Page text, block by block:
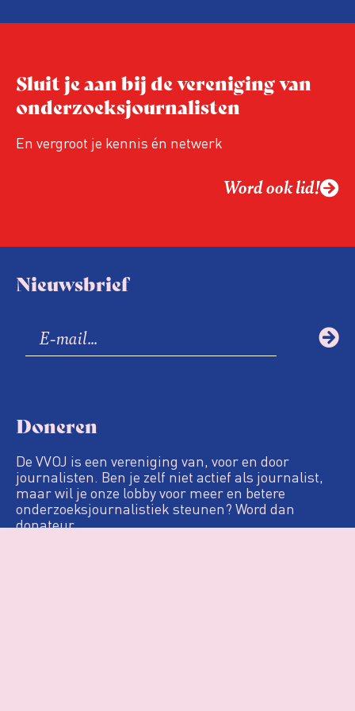
verder.
Sluit je aan bij de vereniging van
onderzoeksjournalisten
En vergroot je kennis én netwerk
Word ook lid!
Nieuwsbrief
Doneren
De VVOJ is een vereniging van, voor en door
journalisten. Ben je zelf niet actief als journalist,
maar wil je onze lobby voor meer en betere
onderzoeksjournalistiek steunen? Word dan
donateur.